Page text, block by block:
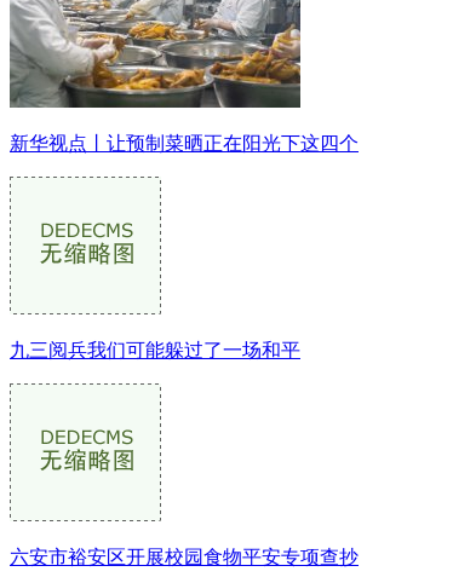
新华视点丨让预制菜晒正在阳光下这四个
九三阅兵我们可能躲过了一场和平
六安市裕安区开展校园食物平安专项查抄